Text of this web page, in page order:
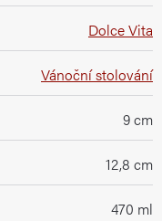
Dolce Vita
Vánoční stolování
9 cm
12,8 cm
470 ml